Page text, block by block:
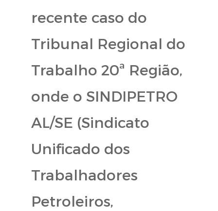
recente caso do
Tribunal Regional do
Trabalho 20ª Região,
onde o SINDIPETRO
AL/SE (Sindicato
Unificado dos
Trabalhadores
Petroleiros,